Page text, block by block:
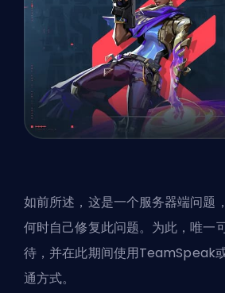
如前所述，这是一个服务器端问题
何时自己修复此问题。为此，唯一
待，并在此期间使用TeamSpeak
通方式。